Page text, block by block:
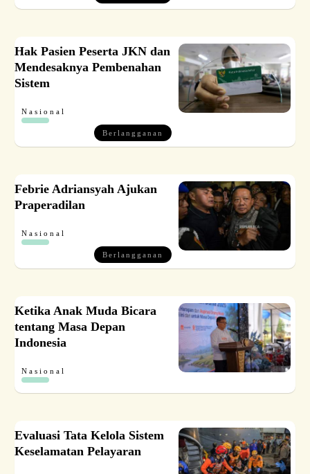
Hak Pasien Peserta JKN dan
Mendesaknya Pembenahan
Sistem
Nasional
Berlangganan
Febrie Adriansyah Ajukan
Praperadilan
Nasional
Berlangganan
Ketika Anak Muda Bicara
tentang Masa Depan
Indonesia
Nasional
Evaluasi Tata Kelola Sistem
Keselamatan Pelayaran